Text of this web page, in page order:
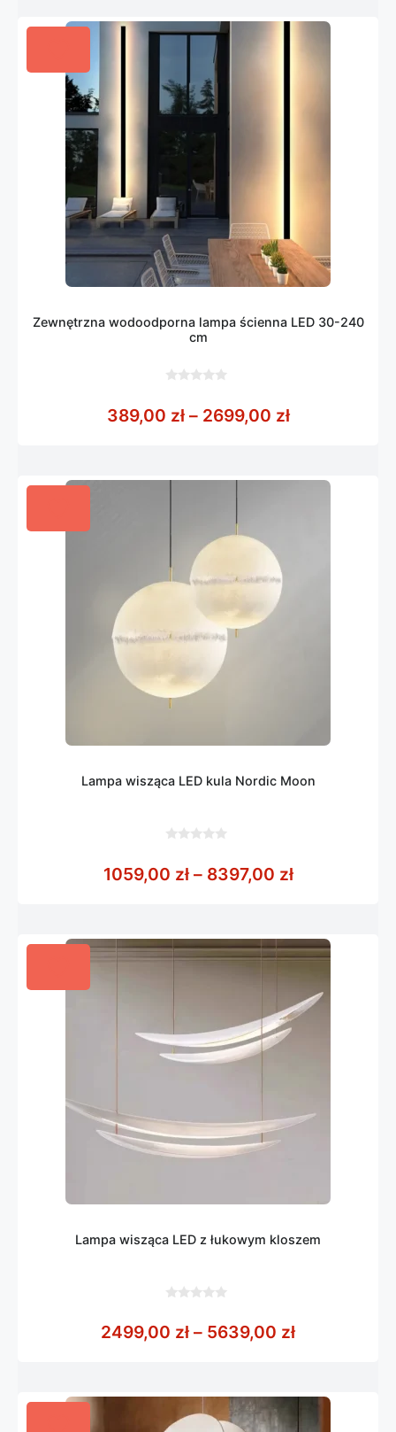
Zewnętrzna wodoodporna lampa ścienna LED 30-240
cm
5
389,00 zł – 2699,00 złZakres cen:
Lampa wisząca LED kula Nordic Moon
5
1059,00 zł – 8397,00 złZakres cen:
Lampa wisząca LED z łukowym kloszem
5
2499,00 zł – 5639,00 złZakres cen: